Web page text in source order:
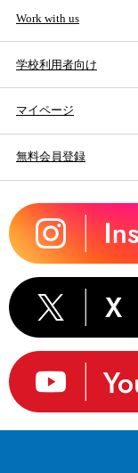
Work with us
学校利用者向け
マイページ
無料会員登録